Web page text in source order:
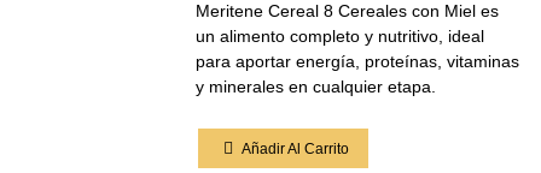
Meritene Cereal 8 Cereales con Miel es
un alimento completo y nutritivo, ideal
para aportar energía, proteínas, vitaminas
y minerales en cualquier etapa.
Añadir Al Carrito